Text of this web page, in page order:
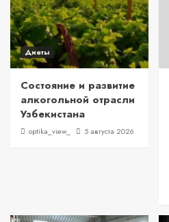
Диеты
Состояние и развитие
алкогольной отрасли
Узбекистана
optika_view_ 5 августа 2026